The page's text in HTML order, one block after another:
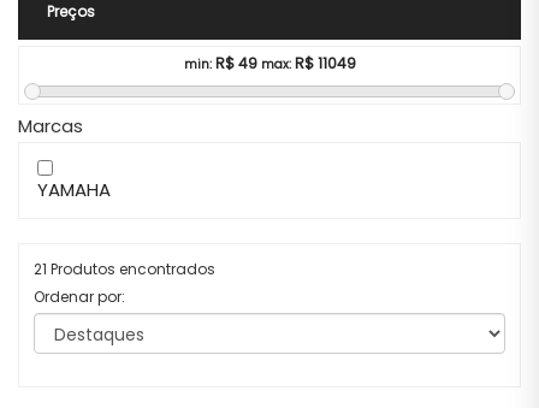
Preços
min: R$49 max: R$11049
Marcas
YAMAHA
21 Produtos encontrados
Ordenar por: